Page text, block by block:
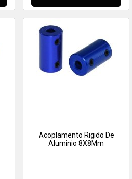
Acoplamento Rigido De
Aluminio 8X8Mm